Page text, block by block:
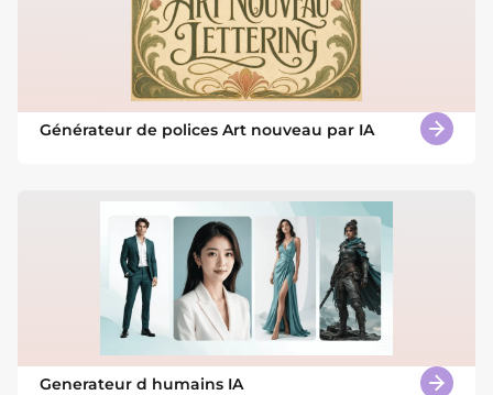
Générateur de polices Art nouveau par IA
Generateur d humains IA